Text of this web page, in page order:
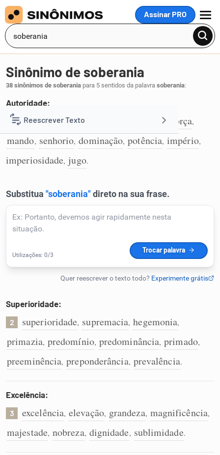
Assinar PRO
MENU
Reescrever Texto
Resumir Texto
Detector de IA
Humanizador de IA
Caça-palavras
Dicionário
Sinônimos
Sinônimo de soberania
38 sinônimos de soberania para 5 sentidos da palavra soberania:
Autoridade:
1 autoridade,domínio poderio força,
mando, senhorio, dominação, potência, império,
imperiosidade, jugo.
Superioridade:
2 superioridade, supremacia, hegemonia,
primazia, predomínio, predominância, primado,
preeminência, preponderância, prevalência.
Excelência:
3 excelência, elevação, grandeza, magnificência,
majestade, nobreza, dignidade, sublimidade.